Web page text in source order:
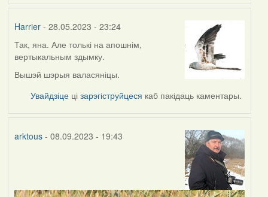
Harrier- 28.05.2023 - 23:24
Так, яна. Але толькі на апошнім,
вертыкальным здымку.
Вышэй шэрыя валасяніцы.
Увайдзіце цізарэгіструйцеся каб пакідаць каментары.
arktous- 08.09.2023 - 19:43